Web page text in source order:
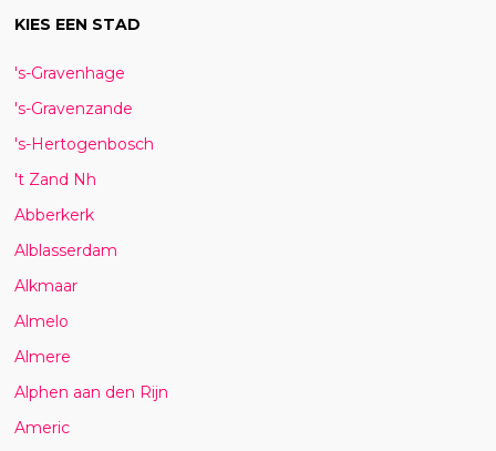
KIES EEN STAD
's-Gravenhage
's-Gravenzande
's-Hertogenbosch
't Zand Nh
Abberkerk
Alblasserdam
Alkmaar
Almelo
Almere
Alphen aan den Rijn
Americ